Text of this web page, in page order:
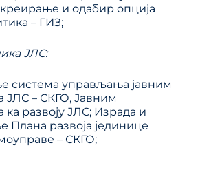
и одабир опција
– ГИЗ;
ЈЛС:
система управљања јавним
ЈЛС – СКГО, Јавним
ка развоју ЈЛС; Израда и
Плана развоја јединице
– СКГО;